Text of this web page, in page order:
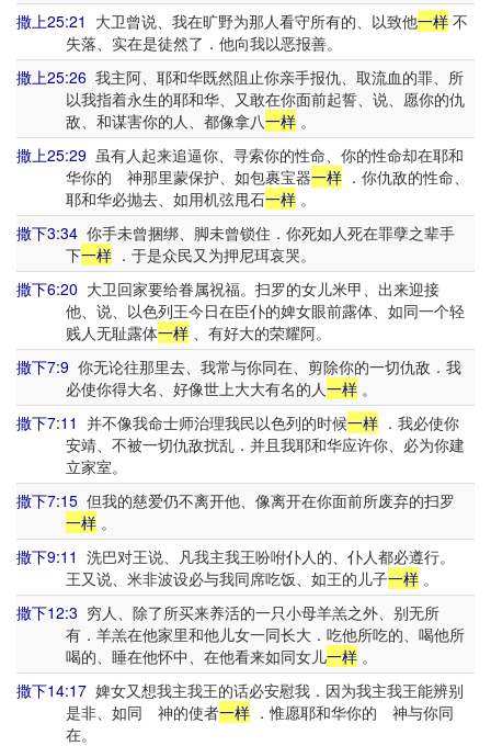
撒上25:21 大卫曾说、我在旷野为那人看守所有的、以致他一样 不
失落、实在是徒然了．他向我以恶报善。
撒上25:26 我主阿、耶和华既然阻止你亲手报仇、取流血的罪、所
以我指着永生的耶和华、又敢在你面前起誓、说、愿你的仇
敌、和谋害你的人、都像拿八一样。
撒上25:29 虽有人起来追逼你、寻索你的性命、你的性命却在耶和
华你的 神那里蒙保护、如包裹宝器一样．你仇敌的性命、
耶和华必抛去、如用机弦甩石一样。
撒下3:34 你手未曾捆绑、脚未曾锁住．你死如人死在罪孽之辈手
下一样．于是众民又为押尼珥哀哭。
撒下6:20 大卫回家要给眷属祝福。扫罗的女儿米甲、出来迎接
他、说、以色列王今日在臣仆的婢女眼前露体、如同一个轻
贱人无耻露体一样、有好大的荣耀阿。
撒下7:9 你无论往那里去、我常与你同在、剪除你的一切仇敌．我
必使你得大名、好像世上大大有名的人一样。
撒下7:11 并不像我命士师治理我民以色列的时候一样 ．我必使你
安靖、不被一切仇敌扰乱．并且我耶和华应许你、必为你建
立家室。
撒下7:15 但我的慈爱仍不离开他、像离开在你面前所废弃的扫罗
一样。
撒下9:11 洗巴对王说、凡我主我王吩咐仆人的、仆人都必遵行。
王又说、米非波设必与我同席吃饭、如王的儿子一样。
撒下12:3 穷人、除了所买来养活的一只小母羊羔之外、别无所
有．羊羔在他家里和他儿女一同长大．吃他所吃的、喝他所
喝的、睡在他怀中、在他看来如同女儿一样。
撒下14:17 婢女又想我主我王的话必安慰我．因为我主我王能辨别
是非、如同 神的使者一样．惟愿耶和华你的 神与你同
在。